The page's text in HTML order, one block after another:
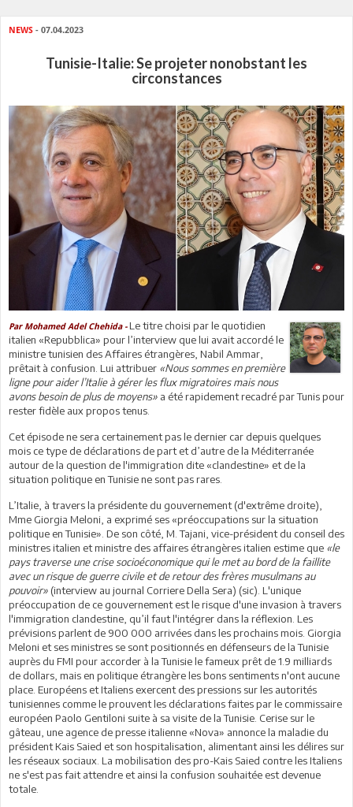
NEWS - 07.04.2023
Tunisie-Italie: Se projeter nonobstant les
circonstances
Par Mohamed Adel Chehida -Le titre choisi par le quotidien
italien «Repubblica» pour l’interview que lui avait accordé le
ministre tunisien des Affaires étrangères, Nabil Ammar,
prêtait à confusion. Lui attribuer «Nous sommes en première
ligne pour aider l’Italie à gérer les flux migratoires mais nous
avons besoin de plus de moyens» a été rapidement recadré par Tunis pour
rester fidèle aux propos tenus.
Cet épisode ne sera certainement pas le dernier car depuis quelques
mois ce type de déclarations de part et d’autre de la Méditerranée
autour de la question de l'immigration dite «clandestine» et de la
situation politique en Tunisie ne sont pas rares.
L’Italie, à travers la présidente du gouvernement (d'extrême droite),
Mme Giorgia Meloni, a exprimé ses «préoccupations sur la situation
politique en Tunisie». De son côté, M. Tajani, vice-président du conseil des
ministres italien et ministre des affaires étrangères italien estime que «le
pays traverse une crise socioéconomique qui le met au bord de la faillite
avec un risque de guerre civile et de retour des frères musulmans au
pouvoir» (interview au journal Corriere Della Sera) (sic). L'unique
préoccupation de ce gouvernement est le risque d'une invasion à travers
l'immigration clandestine, qu’il faut l'intégrer dans la réflexion. Les
prévisions parlent de 900 000 arrivées dans les prochains mois. Giorgia
Meloni et ses ministres se sont positionnés en défenseurs de la Tunisie
auprès du FMI pour accorder à la Tunisie le fameux prêt de 1.9 milliards
de dollars, mais en politique étrangère les bons sentiments n'ont aucune
place. Européens et Italiens exercent des pressions sur les autorités
tunisiennes comme le prouvent les déclarations faites par le commissaire
européen Paolo Gentiloni suite à sa visite de la Tunisie. Cerise sur le
gâteau, une agence de presse italienne «Nova» annonce la maladie du
président Kais Saied et son hospitalisation, alimentant ainsi les délires sur
les réseaux sociaux. La mobilisation des pro-Kais Saied contre les Italiens
ne s'est pas fait attendre et ainsi la confusion souhaitée est devenue
totale.